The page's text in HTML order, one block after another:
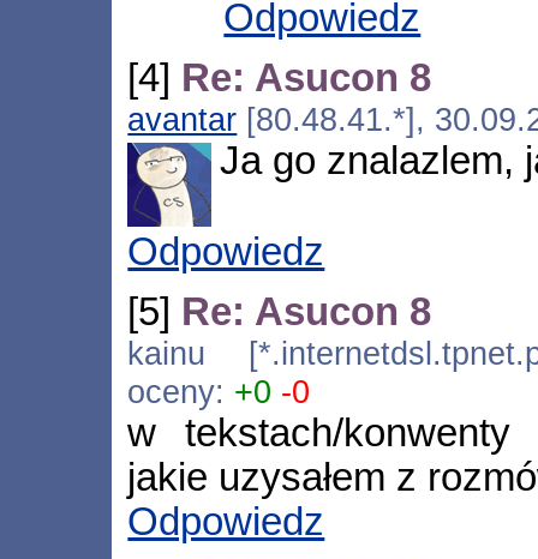
Odpowiedz
[4] Re: Asucon 8
avantar [80.48.41.*],
Ja go znalazlem,
Odpowiedz
[5] Re: Asucon 8
kainu
oceny: +0 -0
w tekstach/konwenty
jakie uzysałem z
Odpowiedz